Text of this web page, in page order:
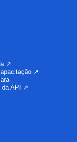
↗
↗
da API ↗